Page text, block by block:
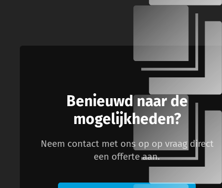
Benieuwd naar de
mogelijkheden?
Neem contact met ons op op vraag direct
een offerte aan.